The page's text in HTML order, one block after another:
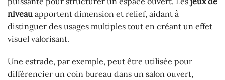
niveau apportent dimension et relief, aidant à
distinguer des usages multiples tout en créant un effet
visuel valorisant.
Une estrade, par exemple, peut être utilisée pour
différencier un coin bureau dans un salon ouvert,